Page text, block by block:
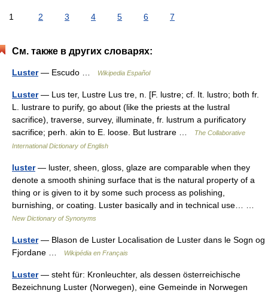
1 2 3 4 5 6 7
См. также в других словарях:
Luster— Escudo … Wikipedia Español
Luster— Lus ter, Lustre Lus tre, n. [F. lustre; cf. It. lustro; both fr.
L. lustrare to purify, go about (like the priests at the lustral
sacrifice), traverse, survey, illuminate, fr. lustrum a purificatory
sacrifice; perh. akin to E. loose. But lustrare …
The Collaborative
International Dictionary of English
luster— luster, sheen, gloss, glaze are comparable when they
denote a smooth shining surface that is the natural property of a
thing or is given to it by some such process as polishing,
burnishing, or coating. Luster basically and in technical use… …
New Dictionary of Synonyms
Luster— Blason de Luster Localisation de Luster dans le Sogn og
Fjordane …
Wikipédia en Français
Luster— steht für: Kronleuchter, als dessen österreichische
Bezeichnung Luster (Norwegen), eine Gemeinde in Norwegen